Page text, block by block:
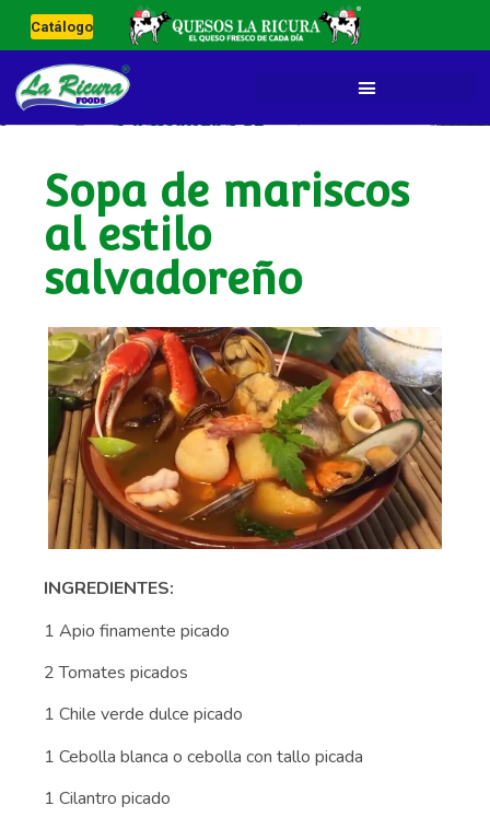
Catálogo
Sopa de mariscos
al estilo
salvadoreño
INGREDIENTES:
1 Apio finamente picado
2 Tomates picados
1 Chile verde dulce picado
1 Cebolla blanca o cebolla con tallo picada
1 Cilantro picado